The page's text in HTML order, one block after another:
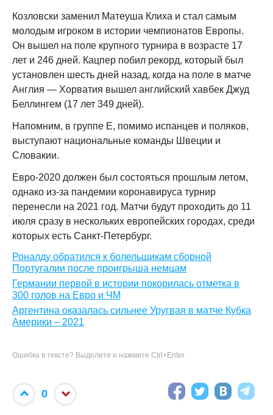
Козловски заменил Матеуша Клиха и стал самым
молодым игроком в истории чемпионатов Европы.
Он вышел на поле крупного турнира в возрасте 17
лет и 246 дней. Кацпер побил рекорд, который был
установлен шесть дней назад, когда на поле в матче
Англия — Хорватия вышел английский хавбек Джуд
Беллингем (17 лет 349 дней).
Напомним, в группе Е, помимо испанцев и поляков,
выступают национальные команды Швеции и
Словакии.
Евро-2020 должен был состояться прошлым летом,
однако из-за пандемии коронавируса турнир
перенесли на 2021 год. Матчи будут проходить до 11
июля сразу в нескольких европейских городах, среди
которых есть Санкт-Петербург.
Роналду обратился к болельщикам сборной
Португалии после проигрыша немцам
Германии первой в истории покорилась отметка в
300 голов на Евро и ЧМ
Аргентина оказалась сильнее Уругвая в матче Кубка
Америки – 2021
Ошибка в тексте? Выделите и нажмите Ctrl+Enter
0